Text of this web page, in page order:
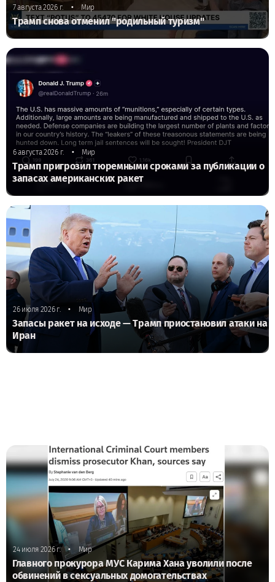
7 августа 2026 г. • Мир
Трамп снова отменил "родильный туризм"
6 августа 2026 г. • Мир
Трамп пригрозил тюремными сроками за публикации о
запасах американских ракет
26 июля 2026 г. • Мир
Запасы ракет на исходе — Трамп приостановил атаки на
Иран
24 июля 2026 г. • Мир
Главного прокурора МУС Карима Хана уволили после
обвинений в сексуальных домогательствах